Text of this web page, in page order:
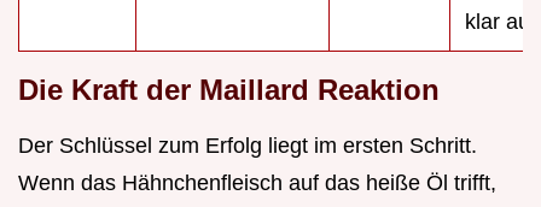
klar aus
Die Kraft der Maillard Reaktion
Der Schlüssel zum Erfolg liegt im ersten Schritt.
Wenn das Hähnchenfleisch auf das heiße Öl trifft,